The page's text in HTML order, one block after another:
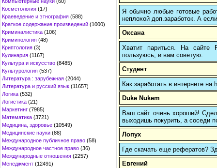
Косметология (17)
Краеведение и этнография (588)
Краткое содержание произведений (1000)
Криминалистика (106)
Криминология (48)
Криптология (3)
Кулинария (1167)
Культура и искусство (8485)
Культурология (537)
Литература : зарубежная (2044)
Литература и русский язык (11657)
Логика (532)
Логистика (21)
Маркетинг (7985)
Математика (3721)
Медицина, здоровье (10549)
Медицинские науки (88)
Международное публичное право (58)
Международное частное право (36)
Международные отношения (2257)
Менеджмент (12491)
Я обычно любые готовые
неплохой доп.заработок. А
Оксана
Хватит париться. На
пользуюсь, и вам советую.
Студент
Как заработать в интернете на
Duke Nukem
Ваш сайт очень хороший!
выходишь покурить, а соседи
Лопух
Где скачать еще рефератов?
Евгений